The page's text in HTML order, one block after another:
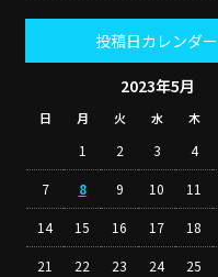
投稿日カレンダー
2023年5月
日 月 火 水 木
1 2 3 4
7 8 9 10 11
14 15 16 17 18
21 22 23 24 25